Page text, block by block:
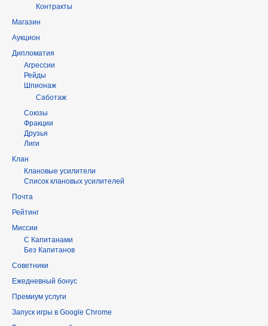
Контракты
Магазин
Аукцион
Дипломатия
Агрессии
Рейды
Шпионаж
Саботаж
Союзы
Фракции
Друзья
Лиги
Клан
Клановые усилители
Список клановых усилителей
Почта
Рейтинг
Миссии
С Капитанами
Без Капитанов
Советники
Ежедневный бонус
Премиум услуги
Запуск игры в Google Chrome